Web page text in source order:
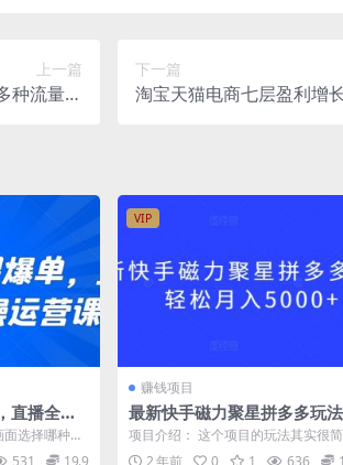
上一篇
种流量主
下一篇
淘宝天猫电商七层盈利增
直播全流
选择哪种形
第02节...
531 19.9
VIP
赚钱项目
最新快手磁力聚星拼多多玩
轻松月入5000+
项目介绍： 这个项目的玩法其实很简
单，用一个达到100粉丝的快手号发
2 年前 0 1 636